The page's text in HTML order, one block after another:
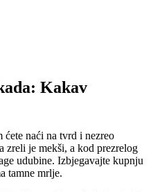
Kakav
naći na tvrd i nezreo
zreli je mekši, a kod prezrelog
udubine. Izbjegavajte kupnju
tamne mrlje.